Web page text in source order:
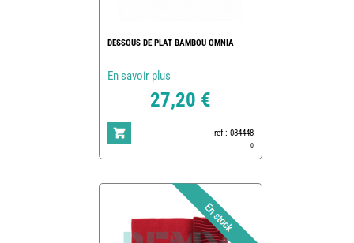
DESSOUS DE PLAT BAMBOU OMNIA
En savoir plus
27,20 €
ref : 084448
0